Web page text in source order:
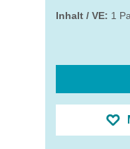
Inhalt / VE: 1